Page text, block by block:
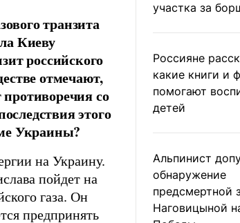
транзита
Киеву
российского
отмечают,
со
этого
Украины?
на Украину.
пойдет на
газа. Он
предпринять
участка за
Россияне
какие книги и
помогают
детей
Альпинист
обнаружение
предсмертной
Наговицыной